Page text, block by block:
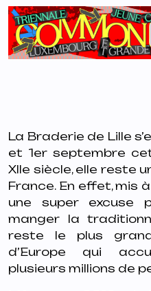
La Braderie de Lille
et 1er septembre
XIIe siècle, elle reste
France. En effet, mis
une super
manger la
reste le plus
d’Europe qui
plusieurs millions de